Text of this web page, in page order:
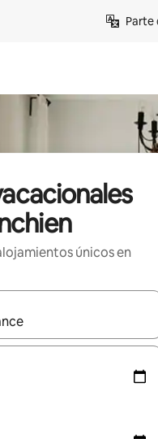
Parte
únicos en
estén disponibles, navega